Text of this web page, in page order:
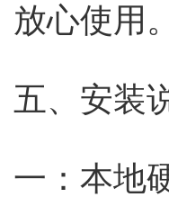
放心使用。
五、安装
一：本地